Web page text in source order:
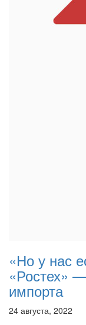
«Но у нас
«Ростех»
импорта
24 августа, 2022